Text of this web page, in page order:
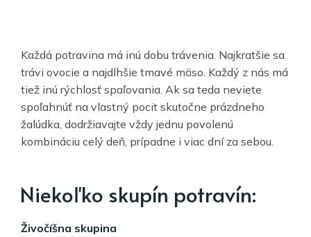
Každá potravina má inú dobu trávenia. Najkratšie sa
trávi ovocie a najdlhšie tmavé mäso. Každý z nás má
tiež inú rýchlosť spaľovania. Ak sa teda neviete
spoľahnúť na vlastný pocit skutočne prázdneho
žalúdka, dodržiavajte vždy jednu povolenú
kombináciu celý deň, prípadne i viac dní za sebou.
Niekoľko skupín potravín:
Živočíšna skupina